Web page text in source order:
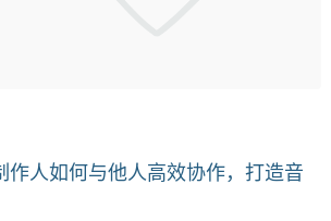
作人如何与他人高效协作，打造音